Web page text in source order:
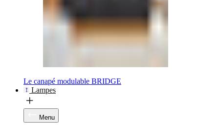
Le canapé modulable BRIDGE
Lampes
Menu